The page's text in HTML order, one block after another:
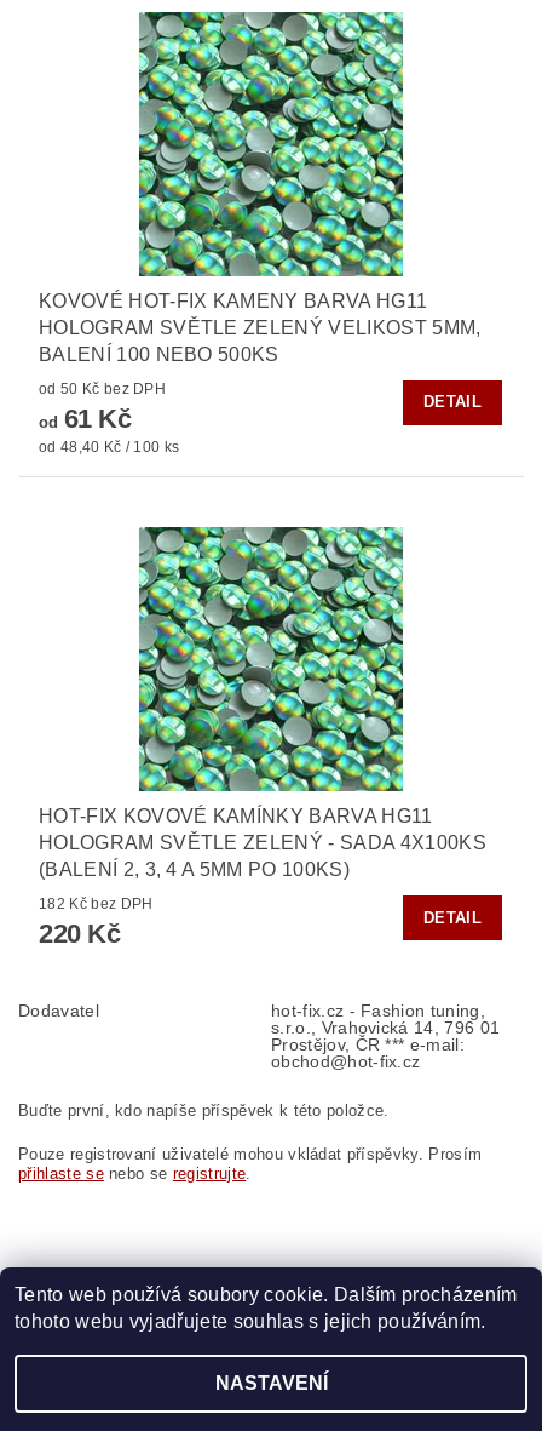
KOVOVÉ HOT-FIX KAMENY BARVA HG11
HOLOGRAM SVĚTLE ZELENÝ VELIKOST 5MM,
BALENÍ 100 NEBO 500KS
od 50 Kč bez DPH
od 61 Kč
od 48,40 Kč / 100 ks
DETAIL
HOT-FIX KOVOVÉ KAMÍNKY BARVA HG11
HOLOGRAM SVĚTLE ZELENÝ - SADA 4X100KS
(BALENÍ 2, 3, 4 A 5MM PO 100KS)
182 Kč bez DPH
220 Kč
DETAIL
Dodavatel
hot-fix.cz - Fashion tuning,
s.r.o., Vrahovická 14, 796 01
Prostějov, ČR *** e-mail:
obchod@hot-fix.cz
Buďte první, kdo napíše příspěvek k této položce.
Pouze registrovaní uživatelé mohou vkládat příspěvky. Prosím
přihlaste senebo se registrujte
Zboží.cz | Heureka.cz | Vyšívací.cz | Crystalstyle.cz
2026 ©HOT-FIX, všechna práva vyhrazena
Tento web používá soubory cookie. Dalším procházením
tohoto webu vyjadřujete souhlas s jejich používáním.
NASTAVENÍ